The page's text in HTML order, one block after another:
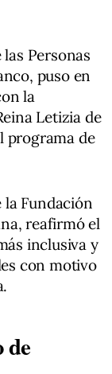
Personas
puso en
la
Letizia de
programa de
Fundación
reafirmó el
inclusiva y
con motivo
de